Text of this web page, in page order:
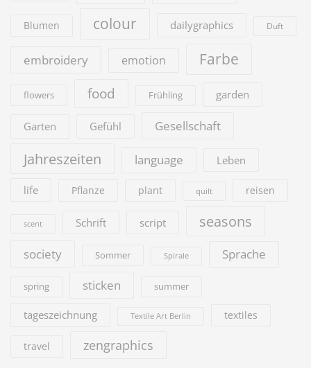
Blumen colour dailygraphics Duft
embroidery emotion Farbe
flowers food Frühling garden
Garten Gefühl Gesellschaft
Jahreszeiten language Leben
life Pflanze plant quilt reisen
scent Schrift script seasons
society Sommer Spirale Sprache
spring sticken summer
tageszeichnung Textile Art Berlin textiles
travel zengraphics